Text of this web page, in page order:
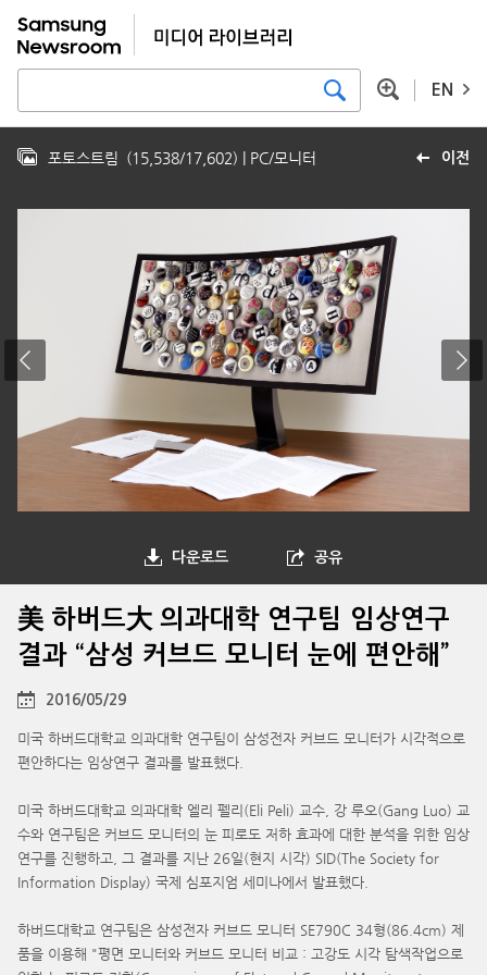
EN
이전
포토스트림 (15,538/17,602) | PC/모니터
다운로드 공유
美 하버드大 의과대학 연구팀 임상연구
결과 “삼성 커브드 모니터 눈에 편안해”
2016/05/29
미국 하버드대학교 의과대학 연구팀이 삼성전자 커브드 모니터가 시각적으로
편안하다는 임상연구 결과를 발표했다.
미국 하버드대학교 의과대학 엘리 펠리(Eli Peli) 교수, 강 루오(Gang Luo) 교
수와 연구팀은 커브드 모니터의 눈 피로도 저하 효과에 대한 분석을 위한 임상
연구를 진행하고, 그 결과를 지난 26일(현지 시각) SID(The Society for
Information Display) 국제 심포지엄 세미나에서 발표했다.
하버드대학교 연구팀은 삼성전자 커브드 모니터 SE790C 34형(86.4cm) 제
품을 이용해 "평면 모니터와 커브드 모니터 비교 : 고강도 시각 탐색작업으로